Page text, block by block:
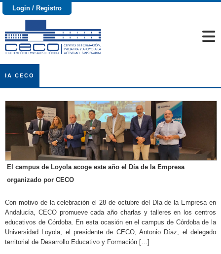
Login / Registro
IA CECO
El campus de Loyola acoge este año el Día de la Empresa
organizado por CECO
Con motivo de la celebración el 28 de octubre del Día de la Empresa en
Andalucía, CECO promueve cada año charlas y talleres en los centros
educativos de Córdoba. En esta ocasión en el campus de Córdoba de la
Universidad Loyola, el presidente de CECO, Antonio Díaz, el delegado
territorial de Desarrollo Educativo y Formación […]